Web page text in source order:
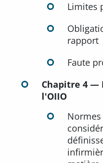
Limites
rapport
Faute
Chapitre 4 —
l'OIIO